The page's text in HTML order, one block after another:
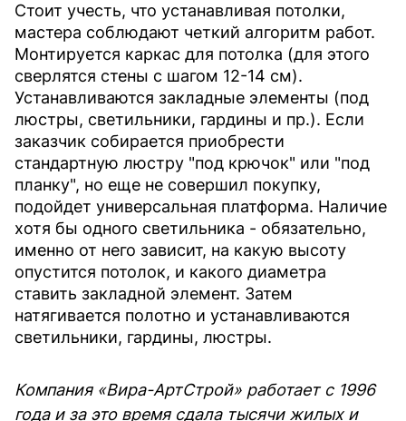
Стоит учесть, что устанавливая потолки,
мастера соблюдают четкий алгоритм работ.
Монтируется каркас для потолка (для этого
сверлятся стены с шагом 12-14 см).
Устанавливаются закладные элементы (под
люстры, светильники, гардины и пр.). Если
заказчик собирается приобрести
стандартную люстру "под крючок" или "под
планку", но еще не совершил покупку,
подойдет универсальная платформа. Наличие
хотя бы одного светильника - обязательно,
именно от него зависит, на какую высоту
опустится потолок, и какого диаметра
ставить закладной элемент. Затем
натягивается полотно и устанавливаются
светильники, гардины, люстры.
Компания «Вира-АртСтрой» работает с 1996
года и за это время сдала тысячи жилых и